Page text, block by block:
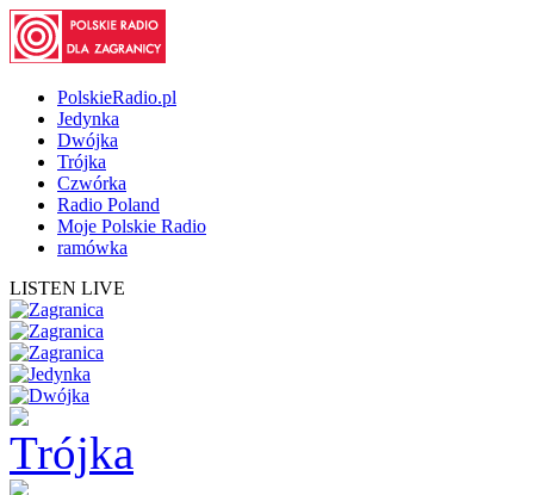
PolskieRadio.pl
Jedynka
Dwójka
Trójka
Czwórka
Radio Poland
Moje Polskie Radio
ramówka
LISTEN LIVE